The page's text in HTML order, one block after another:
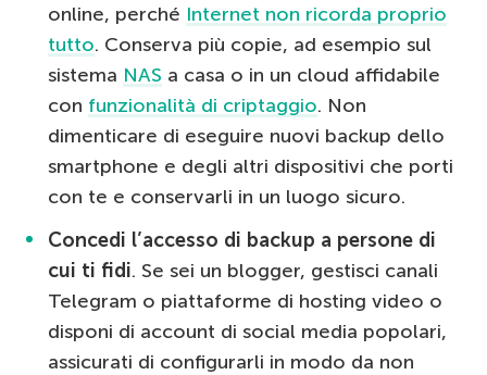
online, perché Internet non ricorda proprio
tutto. Conserva più copie, ad esempio sul
sistema NAS a casa o in un cloud affidabile
con funzionalità di criptaggio. Non
dimenticare di eseguire nuovi backup dello
smartphone e degli altri dispositivi che porti
con te e conservarli in un luogo sicuro.
Concedi l’accesso di backup a persone di
cui ti fidi. Se sei un blogger, gestisci canali
Telegram o piattaforme di hosting video o
disponi di account di social media popolari,
assicurati di configurarli in modo da non